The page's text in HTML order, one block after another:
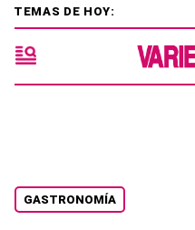
GASTRONOMÍA
TEMAS DE HOY: